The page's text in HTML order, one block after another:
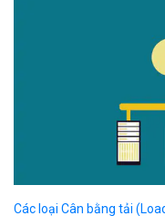
Các loại Cân bằng tải